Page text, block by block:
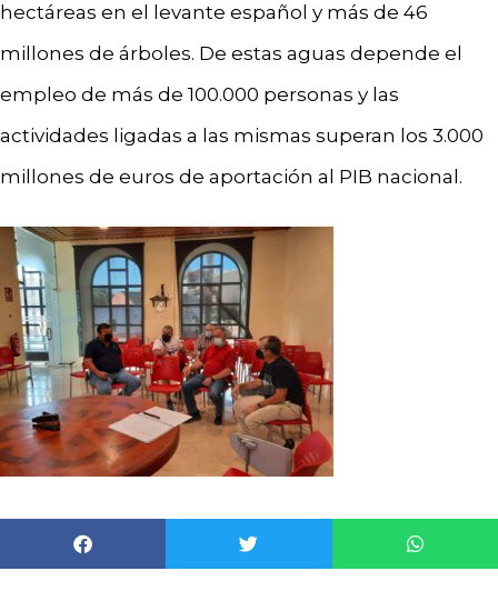
hectáreas en el levante español y más de 46
millones de árboles. De estas aguas depende el
empleo de más de 100.000 personas y las
actividades ligadas a las mismas superan los 3.000
millones de euros de aportación al PIB nacional.